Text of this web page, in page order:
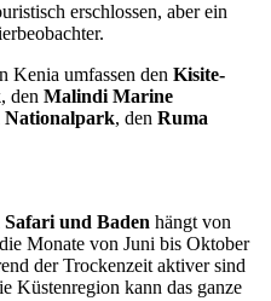
erschlossen, aber ein
Kenia umfassen den Kisite-
, den Malindi Marine
Nationalpark, den Ruma
Safari und Baden hängt von
Monate von Juni bis Oktober
der Trockenzeit aktiver sind
Küstenregion kann das ganze